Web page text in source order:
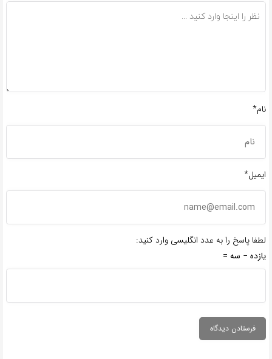
نام*
ایمیل*
لطفا پاسخ را به عدد انگلیسی وارد کنید:
یازده − سه =